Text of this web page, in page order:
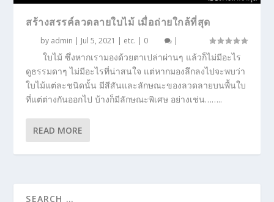
สร้างสรรค์ลวดลายใบไม้ เมื่อถ่ายใกล้ที่สุด
by admin | Jul 5, 2021 | etc. | 0 |
ใบไม้ ซึ่งหากเรามองด้วยตาเปล่าผ่านๆ แล้วก็ไม่มีอะไร
ดูธรรมดาๆ ไม่มีอะไรที่น่าสนใจ แต่หากมองลึกลงไปจะพบว่า
ใบไม้แต่ละชนิดนั้น มีสีสันและลักษณะของลวดลายบนพื้นใบ
ที่แต่ต่างกันออกไป บ้างก็มีลักษณะพิเศษ อย่างเช่น……..
READ MORE